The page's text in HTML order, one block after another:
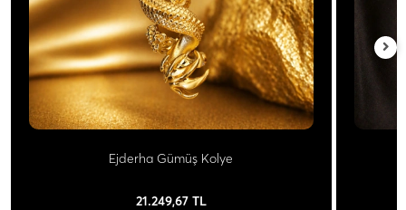
Ejderha Gümüş Kolye
21.249,67 TL